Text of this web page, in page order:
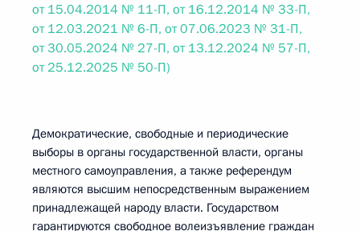
от 15.04.2014 № 11-П, от 16.12.2014 № 33-П,
от 12.03.2021 № 6-П, от 07.06.2023 № 31-П,
от 30.05.2024 № 27-П, от 13.12.2024 № 57-П,
от 25.12.2025 № 50-П)
Демократические, свободные и периодические
выборы в органы государственной власти, органы
местного самоуправления, а также референдум
являются высшим непосредственным выражением
принадлежащей народу власти. Государством
гарантируются свободное волеизъявление граждан